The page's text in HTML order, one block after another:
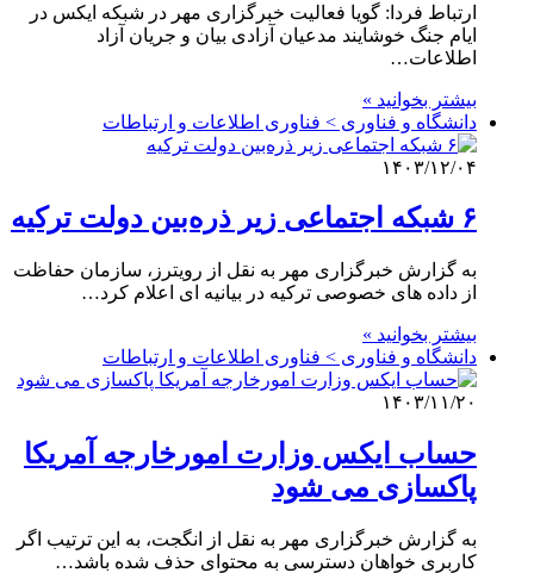
ارتباط فردا: گویا فعالیت خبرگزاری مهر در شبکه ایکس در
ایام جنگ خوشایند مدعیان آزادی بیان و جریان آزاد
اطلاعات…
بیشتر بخوانید »
دانشگاه و فناوری > فناوری اطلاعات و ارتباطات
۱۴۰۳/۱۲/۰۴
۶ شبکه اجتماعی زیر ذره‌بین دولت ترکیه
به گزارش خبرگزاری مهر به نقل از رویترز، سازمان حفاظت
از داده های خصوصی ترکیه در بیانیه ای اعلام کرد…
بیشتر بخوانید »
دانشگاه و فناوری > فناوری اطلاعات و ارتباطات
۱۴۰۳/۱۱/۲۰
حساب ایکس وزارت امورخارجه آمریکا
پاکسازی می شود
به گزارش خبرگزاری مهر به نقل از انگجت، به این ترتیب اگر
کاربری خواهان دسترسی به محتوای حذف شده باشد…